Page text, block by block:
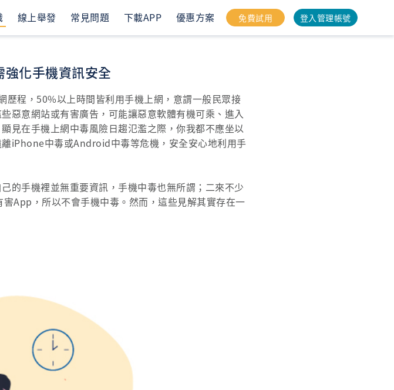
線上舉發 常見問題 下載APP 優惠方案 免費試用 登入管理帳號
化手機資訊安全
程，50%以上時間皆利用手機上網，意謂一般民眾接
惡意網站或有害廣告，可能讓惡意軟體有機可乘、進入
見在手機上網中毒風險日趨氾濫之際，你我都不應坐以
iPhone中毒或Android中毒等危機，安全安心地利用手
的手機裡並無重要資訊，手機中毒也無所謂；二來不少
App，所以不會手機中毒。然而，這些見解其實存在一